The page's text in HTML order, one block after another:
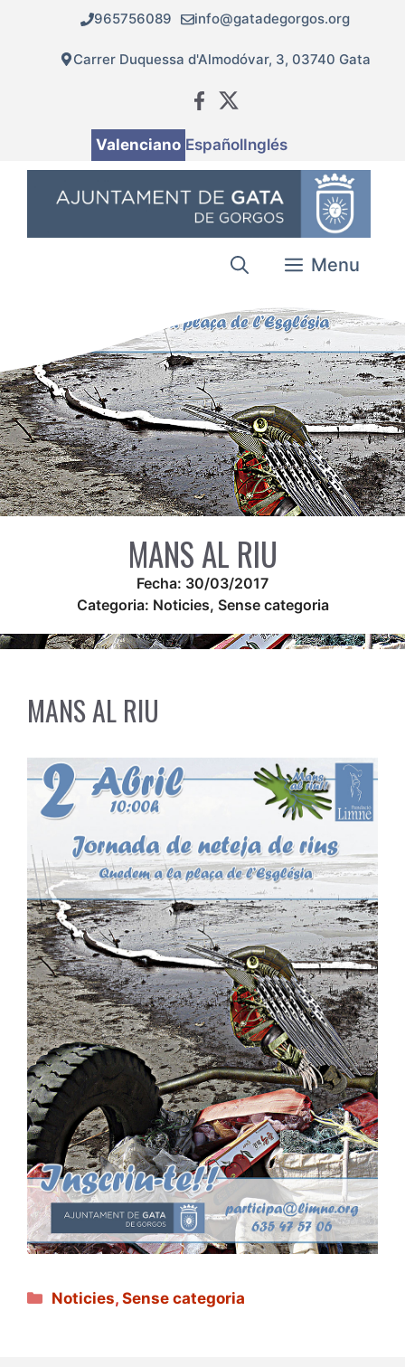
contingut
965756089 info@gatadegorgos.org
Carrer Duquessa d'Almodóvar, 3, 03740 Gata
Valenciano EspañolInglés
Menu
MANS AL RIU
Fecha: 30/03/2017
Categoria: Noticies, Sense categoria
MANS AL RIU
Categories
Noticies,Sense categoria